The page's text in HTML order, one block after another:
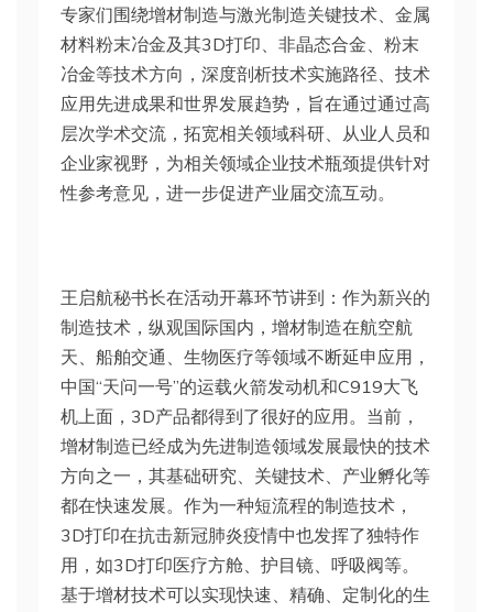
专家们围绕增材制造与激光制造关键技术、金属
材料粉末冶金及其3D打印、非晶态合金、粉末
冶金等技术方向，深度剖析技术实施路径、技术
应用先进成果和世界发展趋势，旨在通过通过高
层次学术交流，拓宽相关领域科研、从业人员和
企业家视野，为相关领域企业技术瓶颈提供针对
性参考意见，进一步促进产业届交流互动。
王启航秘书长在活动开幕环节讲到：作为新兴的
制造技术，纵观国际国内，增材制造在航空航
天、船舶交通、生物医疗等领域不断延申应用，
中国“天问一号”的运载火箭发动机和C919大飞
机上面，3D产品都得到了很好的应用。当前，
增材制造已经成为先进制造领域发展最快的技术
方向之一，其基础研究、关键技术、产业孵化等
都在快速发展。作为一种短流程的制造技术，
3D打印在抗击新冠肺炎疫情中也发挥了独特作
用，如3D打印医疗方舱、护目镜、呼吸阀等。
基于增材技术可以实现快速、精确、定制化的生